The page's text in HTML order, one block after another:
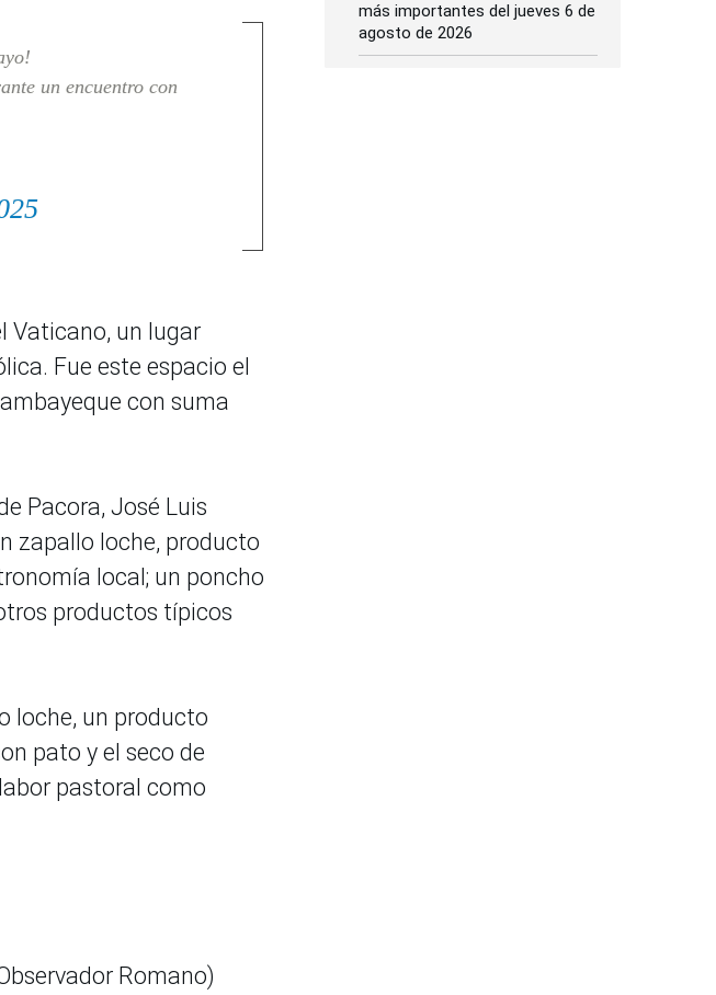
un encuentro con
Vaticano, un lugar
Fue este espacio el
con suma
Pacora, José Luis
zapallo loche, producto
local; un poncho
productos típicos
loche, un producto
pato y el seco de
pastoral como
Romano)
más importantes del jueves 6 de
agosto de 2026